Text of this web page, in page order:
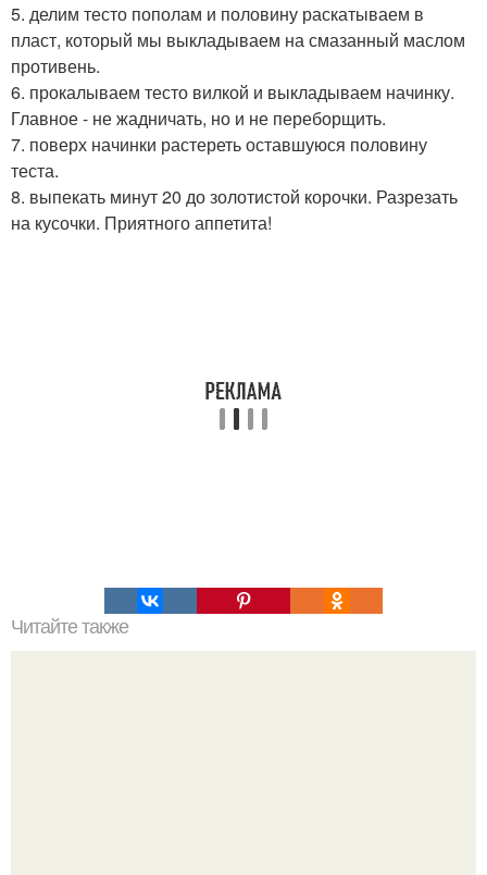
5. делим тесто пополам и половину раскатываем в
пласт, который мы выкладываем на смазанный маслом
противень.
6. прокалываем тесто вилкой и выкладываем начинку.
Главное - не жадничать, но и не переборщить.
7. поверх начинки растереть оставшуюся половину
теста.
8. выпекать минут 20 до золотистой корочки. Разрезать
на кусочки. Приятного аппетита!
Читайте также